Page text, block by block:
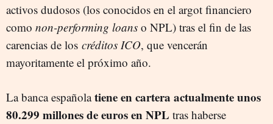
activos dudosos (los conocidos en el argot financiero
como non-performing loans o NPL) tras el fin de las
carencias de los créditos ICO, que vencerán
mayoritamente el próximo año.
La banca españolatiene en cartera actualmente unos
80.299 millones de euros en NPL tras haberse